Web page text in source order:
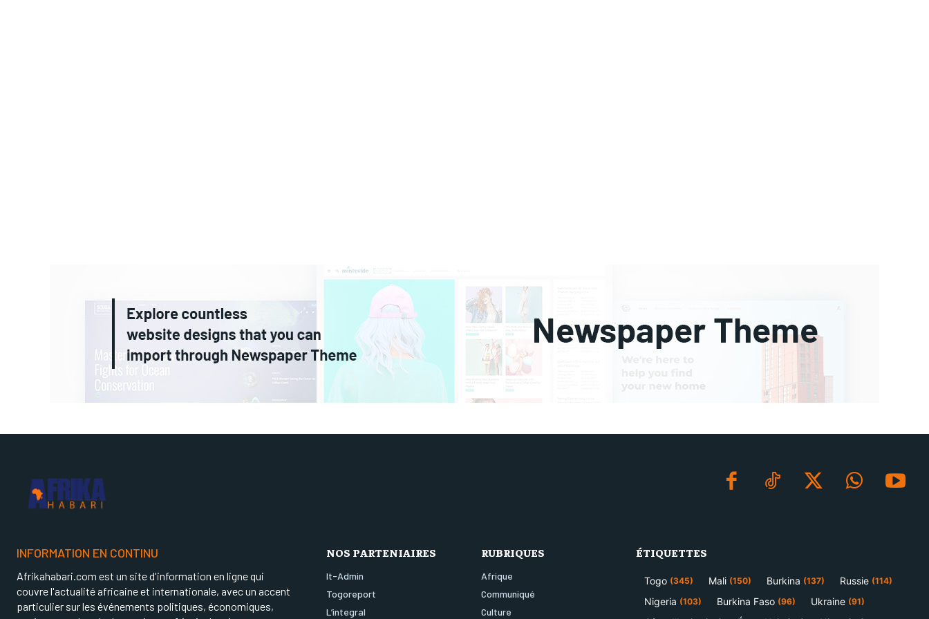
INFORMATION EN CONTINU
Afrikahabari.com est un site d'information en ligne qui
couvre l'actualité africaine et internationale, avec un accent
particulier sur les événements politiques, économiques,
NOS PARTENIAIRES
It-Admin
Togoreport
L’integral
RUBRIQUES
Afrique
Communiqué
Culture
ÉTIQUETTES
Togo (345) Mali (150) Burkina (137) Russie (114)
Nigeria (103) Burkina Faso (96) Ukraine (91)